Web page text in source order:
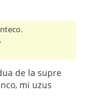
de la supre
mi uzus